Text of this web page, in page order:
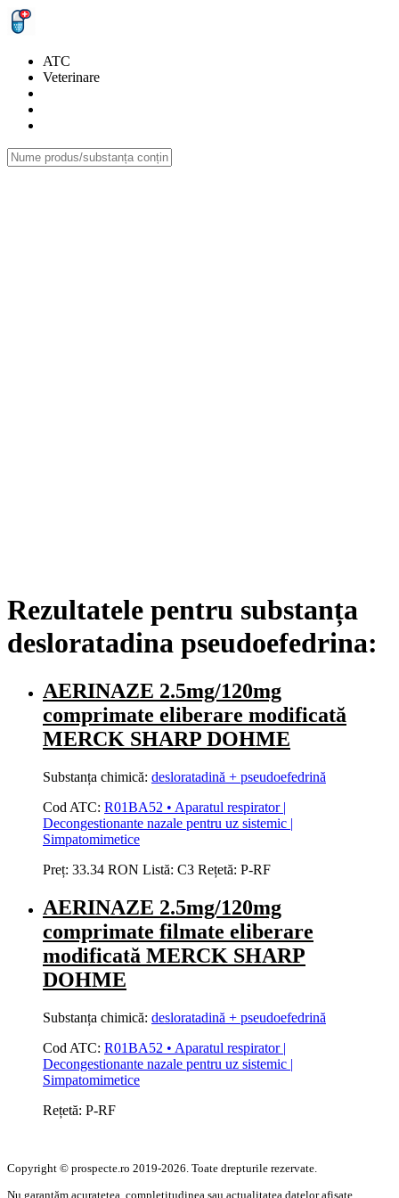
ATC
Veterinare
Rezultatele pentru substanța
desloratadina pseudoefedrina:
AERINAZE 2.5mg/120mg
comprimate eliberare modificată
MERCK SHARP DOHME
Substanța chimică: desloratadină + pseudoefedrină
Cod ATC: R01BA52 • Aparatul respirator |
Decongestionante nazale pentru uz sistemic |
Simpatomimetice
Preț: 33.34 RON Listă: C3 Rețetă: P-RF
AERINAZE 2.5mg/120mg
comprimate filmate eliberare
modificată MERCK SHARP
DOHME
Substanța chimică: desloratadină + pseudoefedrină
Cod ATC: R01BA52 • Aparatul respirator |
Decongestionante nazale pentru uz sistemic |
Simpatomimetice
Rețetă: P-RF
Copyright © prospecte.ro 2019-2026. Toate drepturile rezervate.
Nu garantăm acuratețea, completitudinea sau actualitatea datelor afișate.